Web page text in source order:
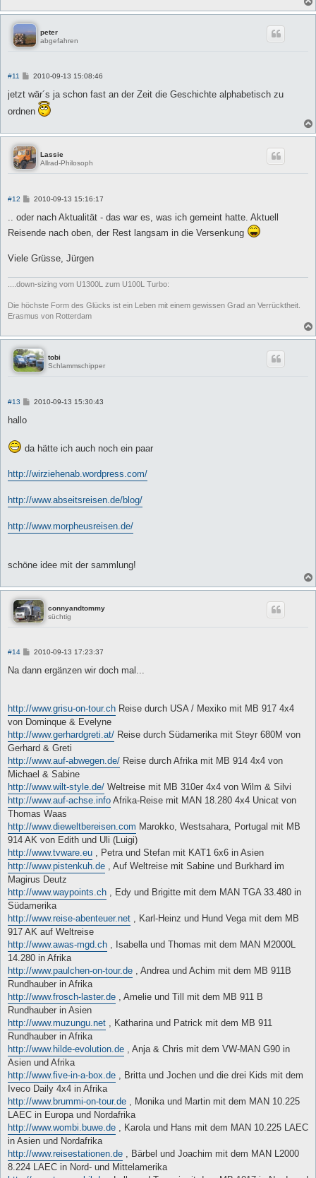
peter
abgefahren
#11
B
i
r
2010-09-13 15:08:46
jetzt wär´s ja schon fast an der Zeit die Geschichte alphabetisch zu
ordnen
Lassie
Allrad-Philosoph
#12
B
i
r
2010-09-13 15:16:17
.. oder nach Aktualität - das war es, was ich gemeint hatte. Aktuell
Reisende nach oben, der Rest langsam in die Versenkung
Viele Grüsse, Jürgen
....down-sizing vom U1300L zum U100L Turbo:
Die höchste Form des Glücks ist ein Leben mit einem gewissen Grad an Verrücktheit.
Erasmus von Rotterdam
tobi
Schlammschipper
#13
B
g
2010-09-13 15:30:43
hallo
da hätte ich auch noch ein paar
http://wirziehenab.wordpress.com/
http://www.abseitsreisen.de/blog/
http://www.morpheusreisen.de/
schöne idee mit der sammlung!
connyandtommy
süchtig
#14
B
i
2010-09-13 17:23:37
Na dann ergänzen wir doch mal...
http://www.grisu-on-tour.ch Reise durch USA / Mexiko mit MB 917 4x4
von Dominque & Evelyne
http://www.gerhardgreti.at/ Reise durch Südamerika mit Steyr 680M von
Gerhard & Greti
http://www.auf-abwegen.de/ Reise durch Afrika mit MB 914 4x4 von
Michael & Sabine
http://www.wilt-style.de/ Weltreise mit MB 310er 4x4 von Wilm & Silvi
http://www.auf-achse.info Afrika-Reise mit MAN 18.280 4x4 Unicat von
Thomas Waas
http://www.dieweltbereisen.com Marokko, Westsahara, Portugal mit MB
914 AK von Edith und Uli (Luigi)
http://www.tvware.eu , Petra und Stefan mit KAT1 6x6 in Asien
http://www.pistenkuh.de , Auf Weltreise mit Sabine und Burkhard im
Magirus Deutz
http://www.waypoints.ch , Edy und Brigitte mit dem MAN TGA 33.480 in
Südamerika
http://www.reise-abenteuer.net , Karl-Heinz und Hund Vega mit dem MB
917 AK auf Weltreise
http://www.awas-mgd.ch , Isabella und Thomas mit dem MAN M2000L
14.280 in Afrika
http://www.paulchen-on-tour.de , Andrea und Achim mit dem MB 911B
Rundhauber in Afrika
http://www.frosch-laster.de , Amelie und Till mit dem MB 911 B
Rundhauber in Asien
http://www.muzungu.net , Katharina und Patrick mit dem MB 911
Rundhauber in Afrika
http://www.hilde-evolution.de , Anja & Chris mit dem VW-MAN G90 in
Asien und Afrika
http://www.five-in-a-box.de , Britta und Jochen und die drei Kids mit dem
Iveco Daily 4x4 in Afrika
http://www.brummi-on-tour.de , Monika und Martin mit dem MAN 10.225
LAEC in Europa und Nordafrika
http://www.wombi.buwe.de , Karola und Hans mit dem MAN 10.225 LAEC
in Asien und Nordafrika
http://www.reisestationen.de , Bärbel und Joachim mit dem MAN L2000
8.224 LAEC in Nord- und Mittelamerika